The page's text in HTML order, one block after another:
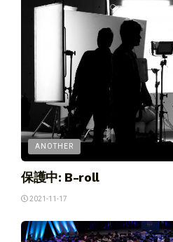
ANOTHER
保護中: B-roll
2021-11-17